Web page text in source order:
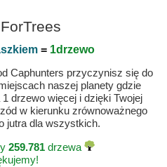
= 1drzewo
Caphunters przyczynisz się do
naszej planety gdzie
drzewo więcej i dzięki Twojej
w kierunku zrównoważnego
jutra dla wszystkich.
259.781drzewa